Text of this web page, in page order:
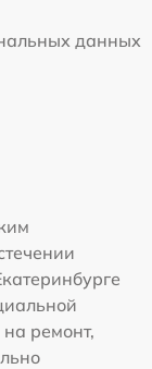
данных
ремонт,